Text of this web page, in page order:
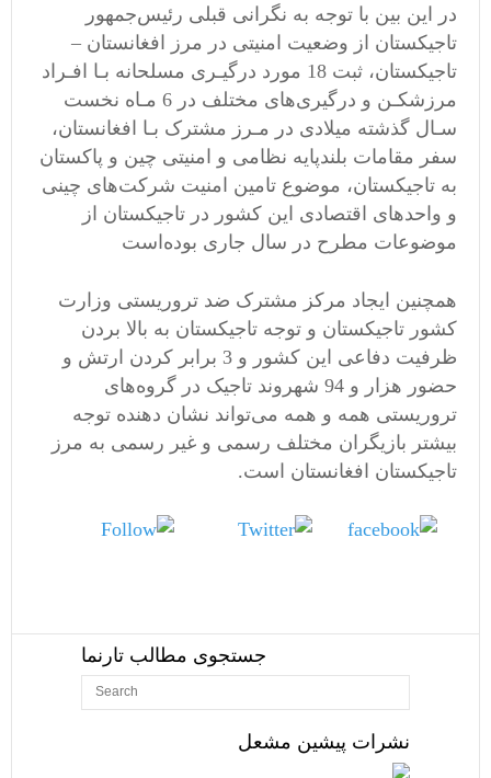
در این بین با توجه به نگرانی قبلی رئیس‌جمهور
تاجیکستان از وضعیت امنیتی در مرز افغانستان –
تاجیکستان‏، ثبت 18 مورد درگیـری مسلحانه بـا افـراد
مرزشکـن و درگیری‌های مختلف در 6 مـاه نخست
سـال گذشته میلادی در مـرز مشترک بـا افغانستان،
سفر مقامات بلندپایه نظامی و امنیتی چین و پاکستان
به تاجیکستان، موضوع تامین امنیت شرکت‌های چینی
و واحدهای اقتصادی این کشور در تاجیکستان از
موضوعات مطرح در سال جاری بوده‌است
همچنین ایجاد مرکز مشترک ضد تروریستی وزارت
کشور تاجیکستان و توجه تاجیکستان به بالا بردن
ظرفیت دفاعی این کشور و 3 برابر کردن ارتش و
حضور هزار و 94 شهروند تاجیک در گروه‌های
تروریستی همه و همه می‌تواند نشان دهنده توجه
بیشتر بازیگران مختلف رسمی و غیر رسمی به مرز
تاجیکستان افغانستان است.
Follow
جستجوی مطالب تارنما
نشرات پیشین مشعل